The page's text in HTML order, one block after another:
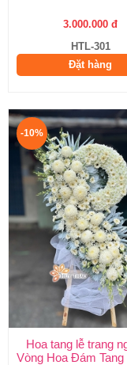
3.000.000 đ
HTL-301
Đặt hàng
-10%
Hoa tang lễ trang
Vòng Hoa Đám